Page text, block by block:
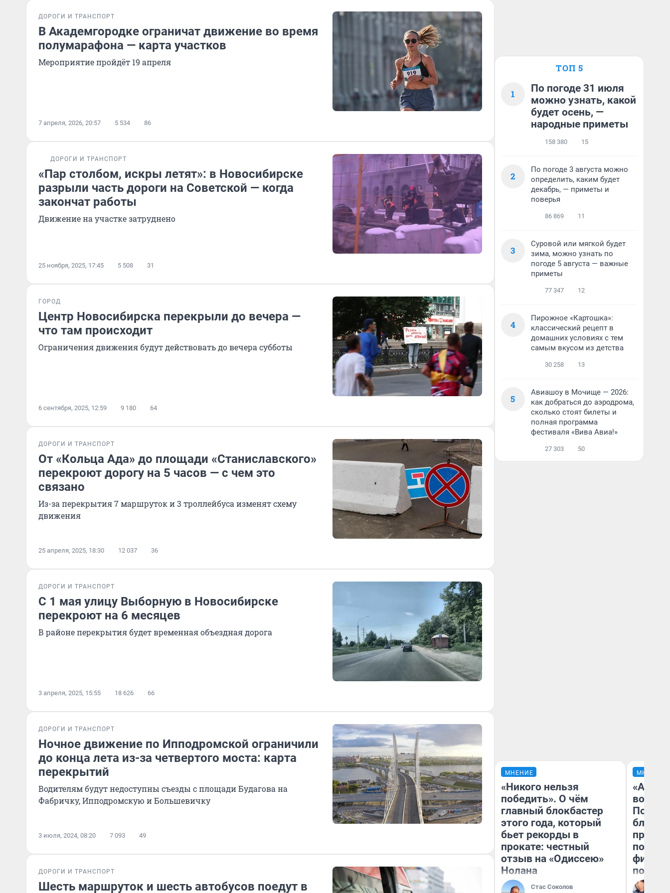
ДОРОГИ И ТРАНСПОРТ
В Академгородке ограничат движение во время
полумарафона — карта участков
Мероприятие пройдёт 19 апреля
7 апреля, 2026, 20:57 5 534 86
ДОРОГИ И ТРАНСПОРТ
«Пар столбом, искры летят»: в Новосибирске
разрыли часть дороги на Советской — когда
закончат работы
Движение на участке затруднено
25 ноября, 2025, 17:45 5 508 31
ГОРОД
Центр Новосибирска перекрыли до вечера —
что там происходит
Ограничения движения будут действовать до вечера субботы
6 сентября, 2025, 12:59 9 180 64
ДОРОГИ И ТРАНСПОРТ
От «Кольца Ада» до площади «Станиславского»
перекроют дорогу на 5 часов — с чем это
связано
Из-за перекрытия 7 маршруток и 3 троллейбуса изменят схему
движения
25 апреля, 2025, 18:30 12 037 36
ДОРОГИ И ТРАНСПОРТ
С 1 мая улицу Выборную в Новосибирске
перекроют на 6 месяцев
В районе перекрытия будет временная объездная дорога
3 апреля, 2025, 15:55 18 626 66
ДОРОГИ И ТРАНСПОРТ
Ночное движение по Ипподромской ограничили
до конца лета из-за четвертого моста: карта
перекрытий
Водителям будут недоступны съезды с площади Будагова на
Фабричку, Ипподромскую и Большевичку
3 июля, 2024, 08:20 7 093 49
ДОРОГИ И ТРАНСПОРТ
Шесть маршруток и шесть автобусов поедут в
ТОП 5
1
По погоде 31 июля
можно узнать, какой
будет осень, —
народные приметы
158 380 15
2
По погоде 3 августа можно
определить, каким будет
декабрь, — приметы и
поверья
86 869 11
3
Суровой или мягкой будет
зима, можно узнать по
погоде 5 августа — важные
приметы
77 347 12
4
Пирожное «Картошка»:
классический рецепт в
домашних условиях с тем
самым вкусом из детства
30 258 13
5
Авиашоу в Мочище — 2026:
как добраться до аэродрома,
сколько стоят билеты и
полная программа
фестиваля «Вива Авиа!»
27 303 50
МНЕНИЕ
«Никого нельзя
победить». О чём
главный блокбастер
этого года, который
бьет рекорды в
прокате: честный
отзыв на «Одиссею»
Нолана
Стас Соколов
МНЕНИЕ
вот